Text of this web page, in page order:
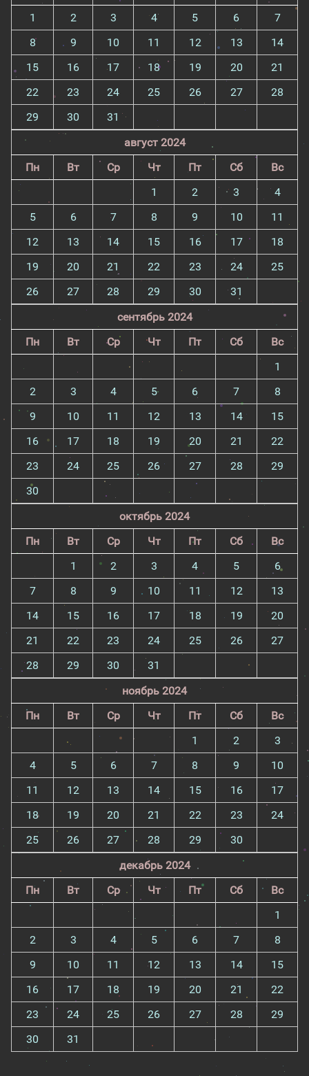
1
2 3 4 5 6
7
8
9 10 11 12 13
14
15
16 17 18 19 20
21
22
23 24 25 26 27
28
29
30
31
август 2024
Пн
Вт Ср Чт Пт Сб
Вс
1
2 3
4
5
6 7 8 9 10
11
12
13 14 15 16 17
18
19
20 21 22 23 24
25
26
27 28 29 30
31
сентябрь 2024
Пн
Вт Ср Чт Пт Сб
Вс
1
2
3 4 5 6 7
8
9
10 11 12 13 14
15
16
17 18 19 20 21
22
23
24 25 26 27 28
29
30
октябрь 2024
Пн
Вт Ср Чт Пт Сб
Вс
1
2 3 4 5
6
7
8 9 10 11 12
13
14
15 16 17 18 19
20
21
22 23 24 25 26
27
28
29 30
31
ноябрь 2024
Пн
Вт Ср Чт Пт Сб
Вс
1
2
3
4
5 6 7 8 9
10
11
12 13 14 15 16
17
18
19 20 21 22 23
24
25
26 27 28 29
30
декабрь 2024
Пн
Вт Ср Чт Пт Сб
Вс
1
2
3 4 5 6 7
8
9
10 11 12 13 14
15
16
17 18 19 20 21
22
23
24 25 26 27 28
29
30
31